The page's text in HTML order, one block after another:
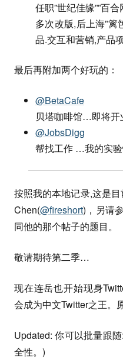
任职”世纪佳缘””百
多次改版,后上海”篱
品.交互和营销,产品
最后再附加两个好玩的：
@BetaCafe
贝塔咖啡馆…即将开
@JobsDigg
帮找工作 …我的实验
按照我的本地记录,这是
Chen(@fireshort)，另请
同他的那个帖子的题目。
敬请期待第二季…
现在连岳也开始现身
会成为中文Twitter之王。
Updated: 你可以批量跟随:
全性。)